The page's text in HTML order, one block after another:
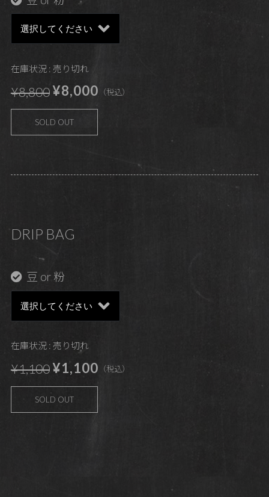
在庫状況 : 売り切れ
¥8,800¥8,000 （税込）
SOLD OUT
DRIP BAG
豆 or 粉
在庫状況 : 売り切れ
¥1,100¥1,100 （税込）
SOLD OUT